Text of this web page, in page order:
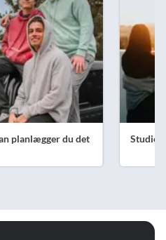
planlægger du det